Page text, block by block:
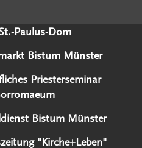
Paulus-Dom
Bistum Münster
Priesterseminar
Bistum Münster
"Kirche+Leben"